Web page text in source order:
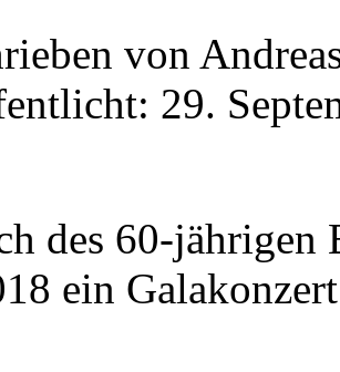
von
29.
des 60-jährigen
ein